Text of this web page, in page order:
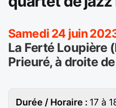
Samedi 24 juin
La Ferté Loupière
Prieuré, à droite
Durée / Horaire : 17 à